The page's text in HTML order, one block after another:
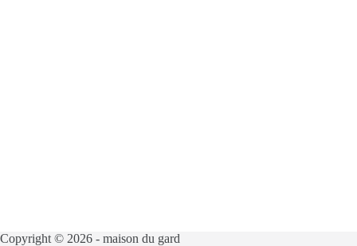
Copyright © 2026 - maison du gard